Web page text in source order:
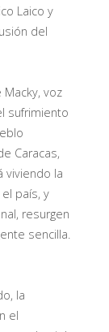
Laico y
del
voz
sufrimiento
Caracas,
viviendo la
país, y
resurgen
sencilla.
la
el